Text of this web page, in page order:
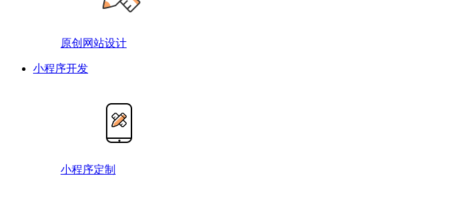
原创网站设计
小程序开发
小程序定制